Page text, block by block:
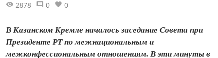
2878 0 0
В Казанском Кремле началось заседание Совета при
Президенте РТ по межнациональным и
межконфессиональным отношениям. В эти минуты в